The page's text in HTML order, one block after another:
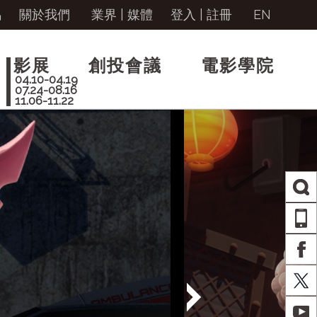
關於我們 業界 | 媒體 登入 註冊 EN
影展
04.10-04.19
07.24-08.16
11.06-11.22
創投會議 電影學院
X